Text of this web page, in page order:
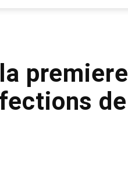
premiere
de